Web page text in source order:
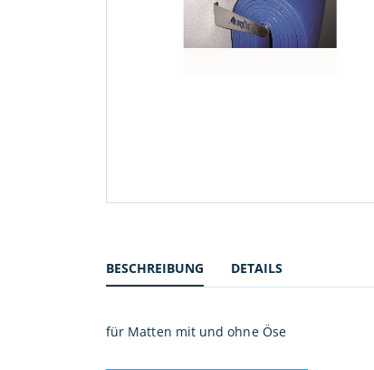
Bildergalerie
springen
BESCHREIBUNG
für Matten mit und ohne Öse
DETAILS